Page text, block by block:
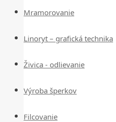
Mramorovanie
Linoryt – grafická technika
Živica - odlievanie
Výroba šperkov
Filcovanie